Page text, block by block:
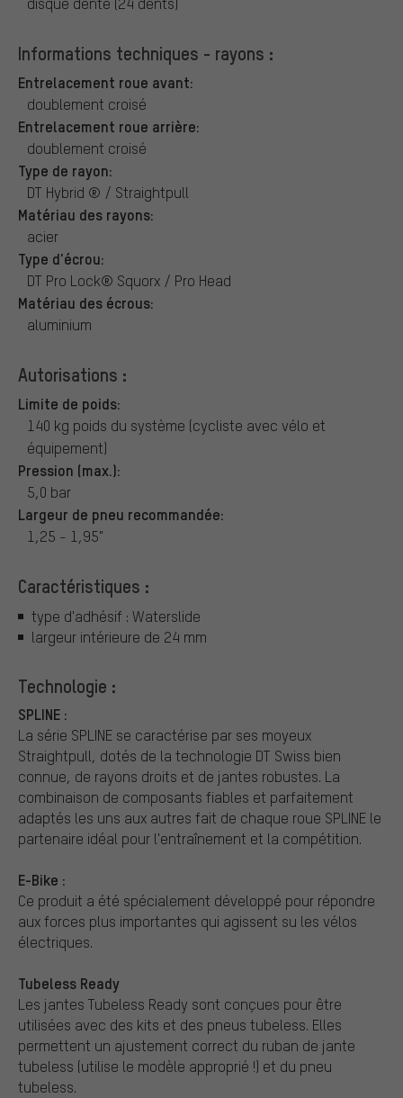
Informations techniques - rayons :
Entrelacement roue avant:
doublement croisé
Entrelacement roue arrière:
doublement croisé
Type de rayon:
DT Hybrid ® / Straightpull
Matériau des rayons:
acier
Type d'écrou:
DT Pro Lock® Squorx / Pro Head
Matériau des écrous:
aluminium
Autorisations :
Limite de poids:
140 kg poids du système (cycliste avec vélo et
équipement)
Pression (max.):
5,0 bar
Largeur de pneu recommandée:
1,25 - 1,95"
Caractéristiques :
type d'adhésif : Waterslide
largeur intérieure de 24 mm
Technologie :
SPLINE :
La série SPLINE se caractérise par ses moyeux
Straightpull, dotés de la technologie DT Swiss bien
connue, de rayons droits et de jantes robustes. La
combinaison de composants fiables et parfaitement
adaptés les uns aux autres fait de chaque roue SPLINE le
partenaire idéal pour l'entraînement et la compétition.
E-Bike :
Ce produit a été spécialement développé pour répondre
aux forces plus importantes qui agissent su les vélos
électriques.
Tubeless Ready
Les jantes Tubeless Ready sont conçues pour être
utilisées avec des kits et des pneus tubeless. Elles
permettent un ajustement correct du ruban de jante
tubeless (utilise le modèle approprié !) et du pneu
tubeless.